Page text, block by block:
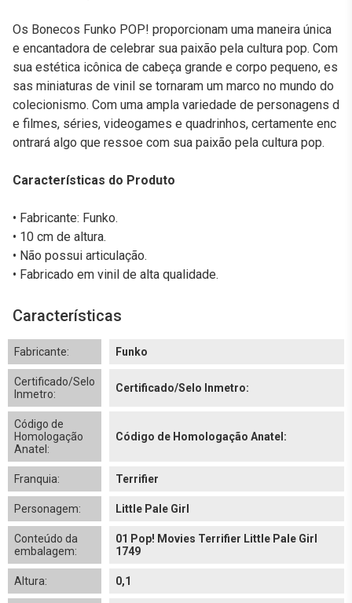
Os Bonecos Funko POP! proporcionam uma maneira única
e encantadora de celebrar sua paixão pela cultura pop. Com
sua estética icônica de cabeça grande e corpo pequeno, es
sas miniaturas de vinil se tornaram um marco no mundo do
colecionismo. Com uma ampla variedade de personagens d
e filmes, séries, videogames e quadrinhos, certamente enc
ontrará algo que ressoe com sua paixão pela cultura pop.
Características do Produto
• Fabricante: Funko.
• 10 cm de altura.
• Não possui articulação.
• Fabricado em vinil de alta qualidade.
Características
Fabricante: Funko
Certificado/Selo
Inmetro:
Certificado/Selo Inmetro:
Código de
Homologação
Anatel:
Código de Homologação Anatel:
Franquia: Terrifier
Personagem: Little Pale Girl
Conteúdo da
embalagem:
01 Pop! Movies Terrifier Little Pale Girl
1749
Altura: 0,1